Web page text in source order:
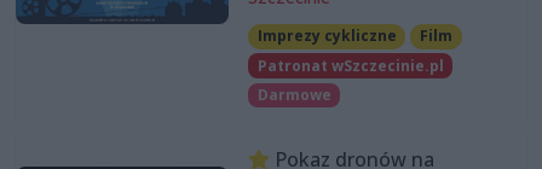
Imprezy cykliczne
Film
Patronat wSzczecinie.pl
Darmowe
Pokaz dronów na